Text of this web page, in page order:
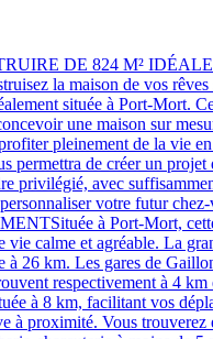
DE 824 M²
la maison de vos rêves
située à Port-Mort.
une maison sur
pleinement de la vie
permettra de créer un projet
privilégié, avec
votre futur
à Port-Mort,
vie calme et agréable. La
à 26 km. Les gares de
respectivement à 4 km
à 8 km, facilitant vos
à proximité. Vous trouverez